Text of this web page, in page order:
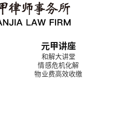
元甲讲座
和解大讲堂
情感危机化解
物业费高效收缴